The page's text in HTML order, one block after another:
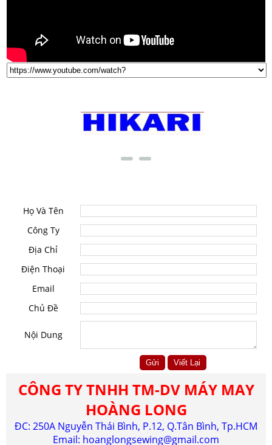
Họ Và Tên
Công Ty
Địa Chỉ
Điện Thoại
Email
Chủ Đề
Nội Dung
CÔNG TY TNHH TM-DV MÁY MAY
HOÀNG LONG
ĐC: 250A Nguyễn Thái Bình, P.12, Q.Tân Bình, Tp.HCM
Email: hoanglongsewing@gmail.com